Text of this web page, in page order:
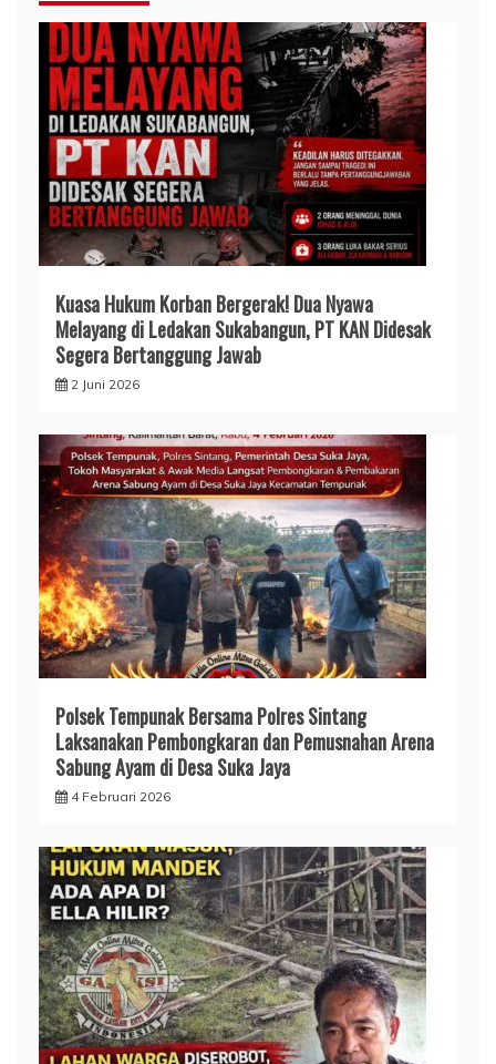
Kuasa Hukum Korban Bergerak! Dua Nyawa
Melayang di Ledakan Sukabangun, PT KAN Didesak
Segera Bertanggung Jawab
2 Juni 2026
Polsek Tempunak Bersama Polres Sintang
Laksanakan Pembongkaran dan Pemusnahan Arena
Sabung Ayam di Desa Suka Jaya
4 Februari 2026